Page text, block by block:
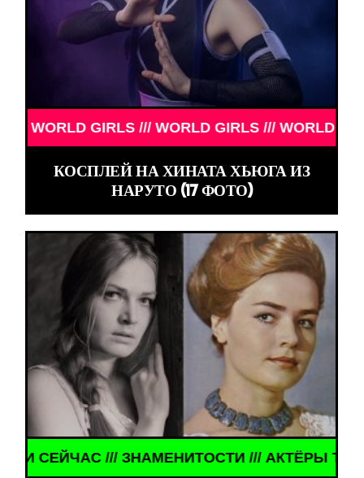
/// WORLD GIRLS /// WORLD GIRLS ///
КОСПЛЕЙ НА ХИНАТА ХЬЮГА ИЗ
НАРУТО (17 ФОТО)
/// АКТЁРЫ ТОГДА И СЕЙЧАС ///